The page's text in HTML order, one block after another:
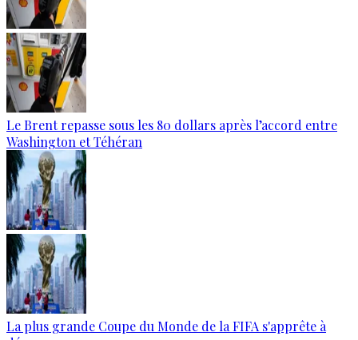
Le Brent repasse sous les 80 dollars après l’accord entre
Washington et Téhéran
La plus grande Coupe du Monde de la FIFA s'apprête à